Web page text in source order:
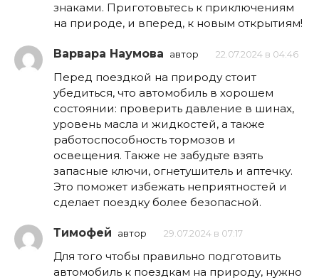
знаками. Приготовьтесь к приключениям
на природе, и вперед, к новым открытиям!
Варвара Наумова автор 22.07.2024 в 04:46
Перед поездкой на природу стоит
убедиться, что автомобиль в хорошем
состоянии: проверить давление в шинах,
уровень масла и жидкостей, а также
работоспособность тормозов и
освещения. Также не забудьте взять
запасные ключи, огнетушитель и аптечку.
Это поможет избежать неприятностей и
сделает поездку более безопасной.
Тимофей автор 29.07.2024 в 07:17
Для того чтобы правильно подготовить
автомобиль к поездкам на природу, нужно